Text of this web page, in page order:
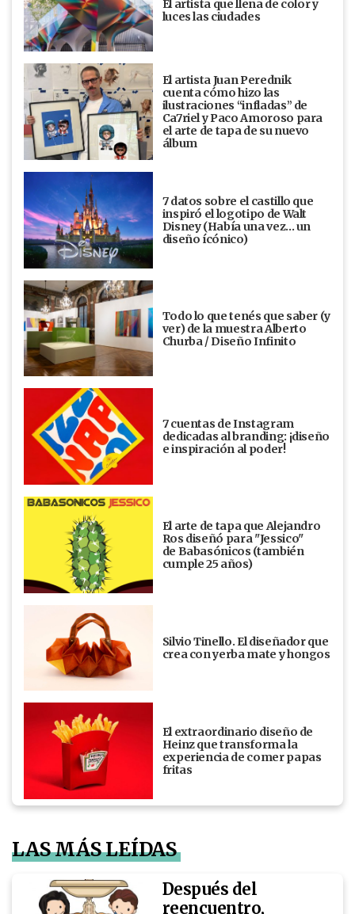
El artista que llena de color y
luces las ciudades
El artista Juan Perednik
cuenta cómo hizo las
ilustraciones “infladas” de
Ca7riel y Paco Amoroso para
el arte de tapa de su nuevo
álbum
7 datos sobre el castillo que
inspiró el logotipo de Walt
Disney (Había una vez... un
diseño ícónico)
Todo lo que tenés que saber (y
ver) de la muestra Alberto
Churba / Diseño Infinito
7 cuentas de Instagram
dedicadas al branding: ¡diseño
e inspiración al poder!
El arte de tapa que Alejandro
Ros diseñó para "Jessico"
de Babasónicos (también
cumple 25 años)
Silvio Tinello. El diseñador que
crea con yerba mate y hongos
El extraordinario diseño de
Heinz que transforma la
experiencia de comer papas
fritas
LAS MÁS LEÍDAS
Después del
reencuentro,